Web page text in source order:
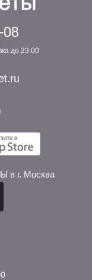
до 23:00
в г. Москва